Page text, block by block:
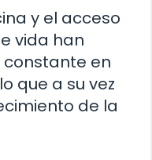
y el acceso
vida han
en
que a su vez
de la